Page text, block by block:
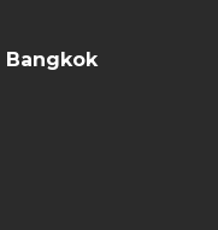
Bangkok